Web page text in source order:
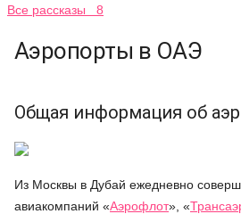
Все рассказы 8
Аэропорты в ОАЭ
Общая информация об
Из Москвы в Дубай ежедневно
авиакомпаний «Аэрофлот» «